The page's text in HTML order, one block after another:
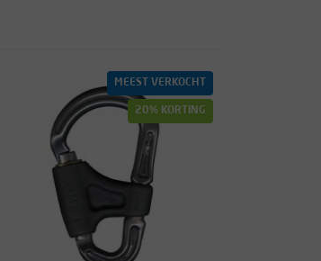
MEEST VERKOCHT
20% KORTING